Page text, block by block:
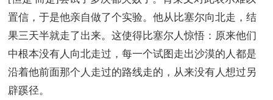
置信，于是他亲自做了个实验。他从比塞尔向北走，结
果三天半就走了出来。这使得比塞尔人惊悟：原来他们
中根本没有人向北走过，每一个试图走出沙漠的人都是
沿着他前面那个人走过的路线走的，从来没有人想过另
辟蹊径。